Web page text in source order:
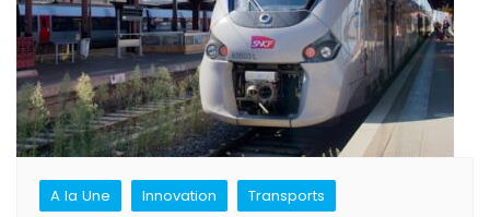
A la Une Innovation Transports